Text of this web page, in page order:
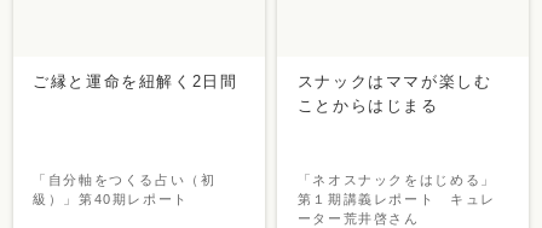
ご縁と運命を紐解く2日間
「自分軸をつくる占い（初
級）」第40期レポート
スナックはママが楽しむ
ことからはじまる
「ネオスナックをはじめる」
第１期講義レポート キュレ
ーター荒井啓さん